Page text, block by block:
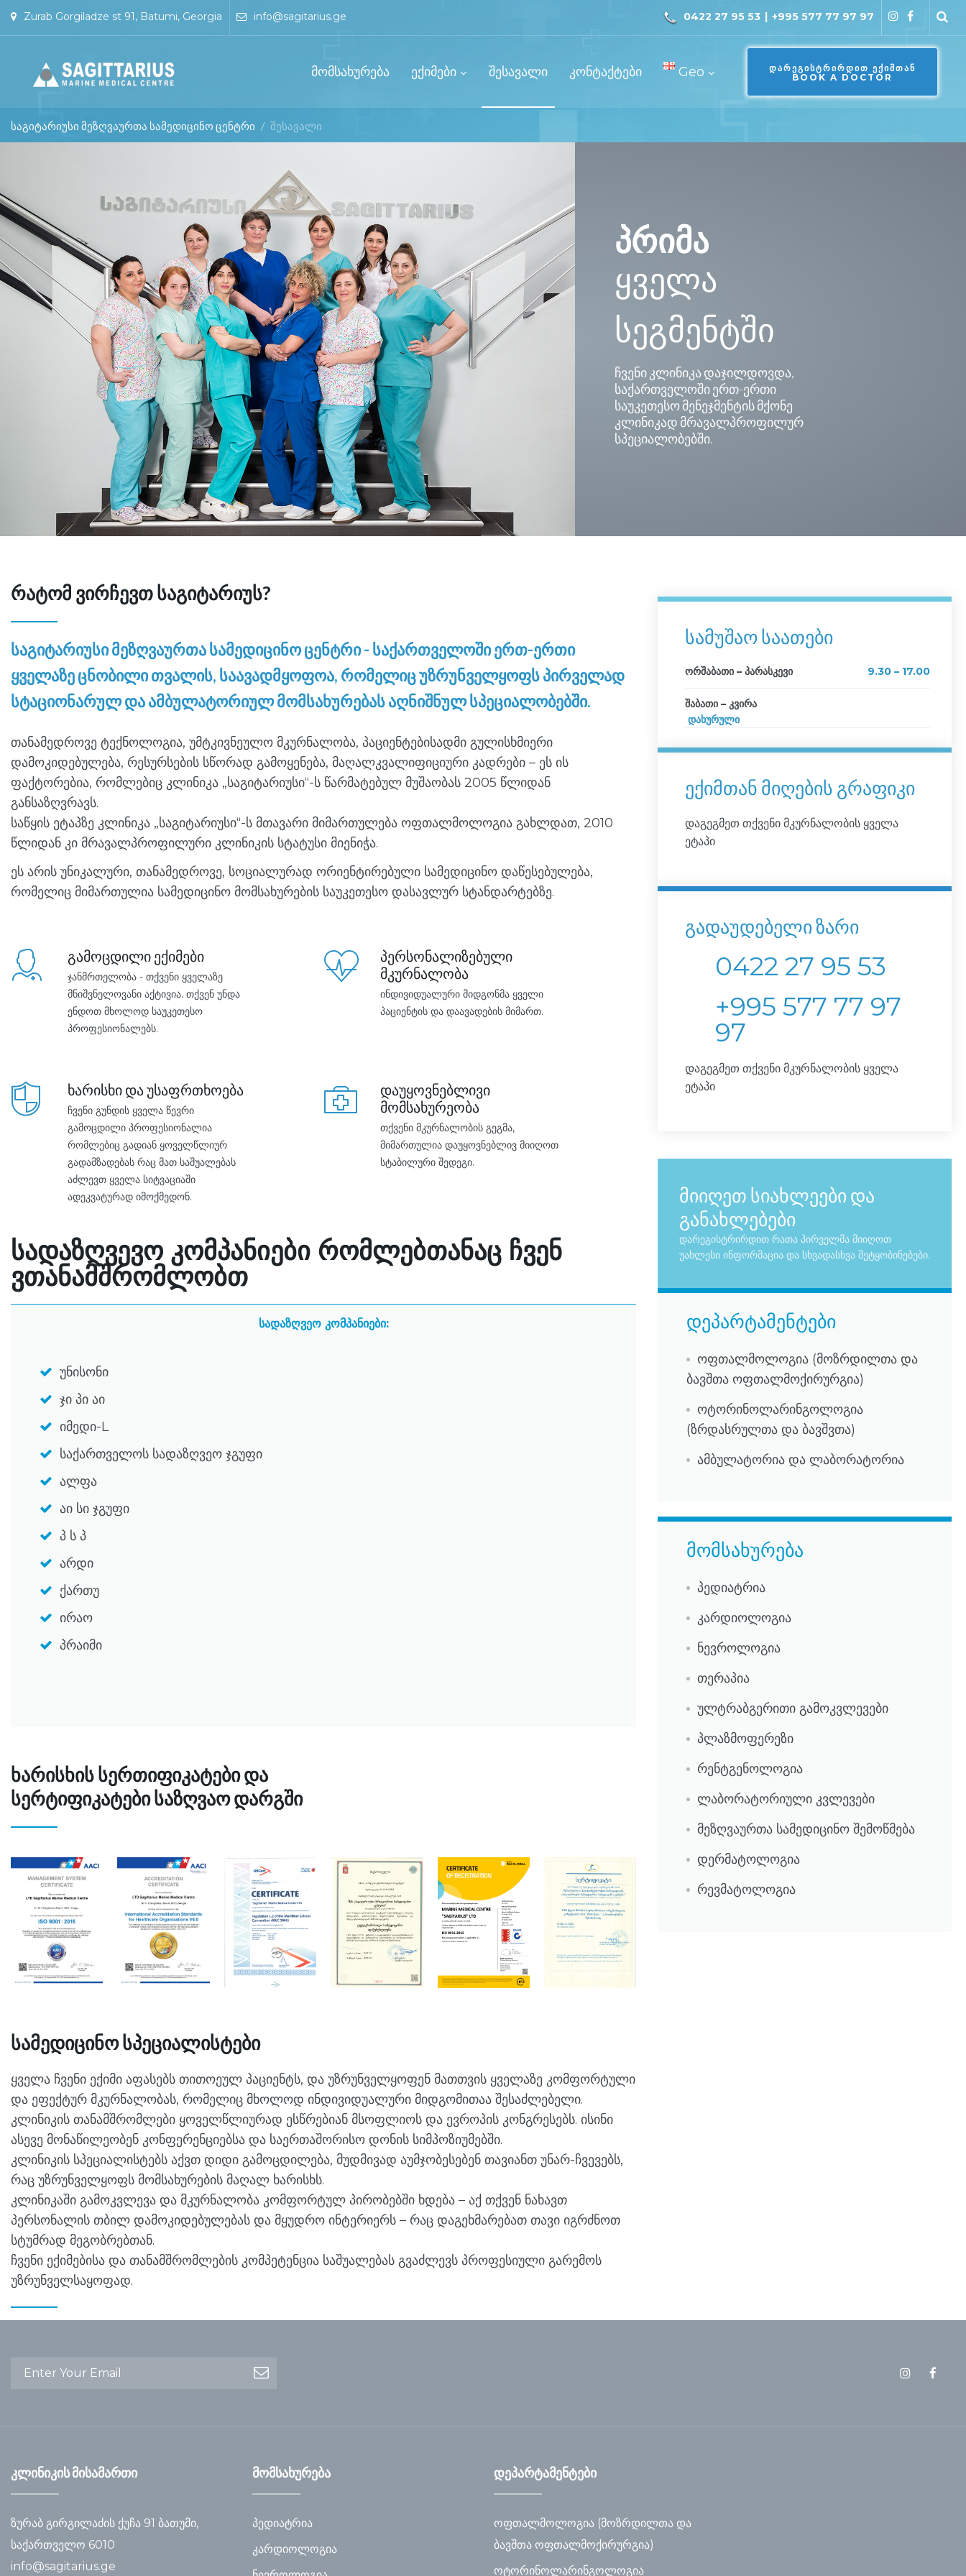
Zurab Gorgiladze st 91, Batumi, Georgia info@sagitarius.ge 0422 27 95 53 | +995 577 77 97 97
მომსახურება ექიმები შესავალი კონტაქტები Geo
ᲓᲐᲠᲔᲒᲘᲡᲢᲠᲘᲠᲓᲘᲗ ᲔᲥᲘᲛᲗᲐᲜ
BOOK A DOCTOR
საგიტარიუსი მეზღვაურთა სამედიცინო ცენტრი / შესავალი
პრიმა
ყველა
სეგმენტში
ჩვენი კლინიკა დაჯილდოვდა,
საქართველოში ერთ-ერთი
საუკეთესო მენეჯმენტის მქონე
კლინიკად მრავალპროფილურ
სპეციალობებში.
რატომ ვირჩევთ საგიტარიუს?
საგიტარიუსი მეზღვაურთა სამედიცინო ცენტრი - საქართველოში ერთ-ერთი
ყველაზე ცნობილი თვალის, საავადმყოფოა, რომელიც უზრუნველყოფს პირველად
სტაციონარულ და ამბულატორიულ მომსახურებას აღნიშნულ სპეციალობებში.
თანამედროვე ტექნოლოგია, უმტკივნეულო მკურნალობა, პაციენტებისადმი გულისხმიერი
დამოკიდებულება, რესურსების სწორად გამოყენება, მაღალკვალიფიციური კადრები – ეს ის
ფაქტორებია, რომლებიც კლინიკა „საგიტარიუსი“-ს წარმატებულ მუშაობას 2005 წლიდან
განსაზღვრავს.
საწყის ეტაპზე კლინიკა „საგიტარიუსი“-ს მთავარი მიმართულება ოფთალმოლოგია გახლდათ, 2010
წლიდან კი მრავალპროფილური კლინიკის სტატუსი მიენიჭა.
ეს არის უნიკალური, თანამედროვე, სოციალურად ორიენტირებული სამედიცინო დაწესებულება,
რომელიც მიმართულია სამედიცინო მომსახურების საუკეთესო დასავლურ სტანდარტებზე.
გამოცდილი ექიმები
ჯანმრთელობა - თქვენი ყველაზე
მნიშვნელოვანი აქტივია. თქვენ უნდა
ენდოთ მხოლოდ საუკეთესო
პროფესიონალებს.
პერსონალიზებული
მკურნალობა
ინდივიდუალური მიდგონმა ყველი
პაციენტის და დაავადების მიმართ.
ხარისხი და უსაფრთხოება
ჩვენი გუნდის ყველა წევრი
გამოცდილი პროფესიონალია
რომლებიც გადიან ყოველწლიურ
გადამზადებას რაც მათ საშუალებას
აძლევთ ყველა სიტვაციაში
ადეკვატურად იმოქმედონ.
დაუყოვნებლივი
მომსახურეობა
თქვენი მკურნალობის გეგმა,
მიმართულია დაუყოვნებლივ მიიღოთ
სტაბილური შედეგი.
სადაზღვევო კომპანიები რომლებთანაც ჩვენ
ვთანამშრომლობთ
სადაზღვეო კომპანიები:
უნისონი
ჯი პი აი
იმედი-L
საქართველოს სადაზღვეო ჯგუფი
ალფა
აი სი ჯგუფი
პ ს პ
არდი
ქართუ
ირაო
პრაიმი
ხარისხის სერთიფიკატები და
სერტიფიკატები საზღვაო დარგში
სამედიცინო სპეციალისტები
ყველა ჩვენი ექიმი აფასებს თითოეულ პაციენტს, და უზრუნველყოფენ მათთვის ყველაზე კომფორტული
და ეფექტურ მკურნალობას, რომელიც მხოლოდ ინდივიდუალური მიდგომითაა შესაძლებელი.
კლინიკის თანამშრომლები ყოველწლიურად ესწრებიან მსოფლიოს და ევროპის კონგრესებს. ისინი
ასევე მონაწილეობენ კონფერენციებსა და საერთაშორისო დონის სიმპოზიუმებში.
კლინიკის სპეციალისტებს აქვთ დიდი გამოცდილება, მუდმივად აუმჯობესებენ თავიანთ უნარ-ჩვევებს,
რაც უზრუნველყოფს მომსახურების მაღალ ხარისხს.
კლინიკაში გამოკვლევა და მკურნალობა კომფორტულ პირობებში ხდება – აქ თქვენ ნახავთ
პერსონალის თბილ დამოკიდებულებას და მყუდრო ინტერიერს – რაც დაგეხმარებათ თავი იგრძნოთ
სტუმრად მეგობრებთან.
ჩვენი ექიმებისა და თანამშრომლების კომპეტენცია საშუალებას გვაძლევს პროფესიული გარემოს
უზრუნველსაყოფად.
სამუშაო საათები
ორშაბათი – პარასკევი 9.30 – 17.00
შაბათი – კვირა
დახურული
ექიმთან მიღების გრაფიკი
დაგეგმეთ თქვენი მკურნალობის ყველა
ეტაპი
გადაუდებელი ზარი
0422 27 95 53
+995 577 77 97
97
დაგეგმეთ თქვენი მკურნალობის ყველა
ეტაპი
მიიღეთ სიახლეები და
განახლებები
დარეგისტრირდით რათა პირველმა მიიღოთ
უახლესი ინფორმაცია და სხვადასხვა შეტყობინებები.
დეპარტამენტები
ოფთალმოლოგია (მოზრდილთა და
ბავშთა ოფთალმოქირურგია)
ოტორინოლარინგოლოგია
(ზრდასრულთა და ბავშვთა)
ამბულატორია და ლაბორატორია
მომსახურება
პედიატრია
კარდიოლოგია
ნევროლოგია
თერაპია
ულტრაბგერითი გამოკვლევები
პლაზმოფერეზი
რენტგენოლოგია
ლაბორატორიული კვლევები
მეზღვაურთა სამედიცინო შემოწმება
დერმატოლოგია
რევმატოლოგია
კლინიკის მისამართი
ზურაბ გირგილაძის ქუჩა 91 ბათუმი,
საქართველო 6010
info@sagitarius.ge
მომსახურება
პედიატრია
კარდიოლოგია
დეპარტამენტები
ოფთალმოლოგია (მოზრდილთა და
ბავშთა ოფთალმოქირურგია)
ოტორინოლარინგოლოგია